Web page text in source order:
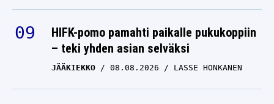
HIFK-pomo pamahti paikalle pukukoppiin
– teki yhden asian selväksi
JÄÄKIEKKO 08.08.2026 LASSE HONKANEN